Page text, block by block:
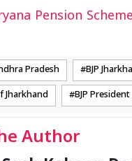
Pension
Pradesh BJP
Jharkhand BJP
Author